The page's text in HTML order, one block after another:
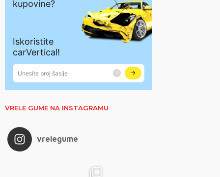
VRELE GUME NA INSTAGRAMU
vrelegume